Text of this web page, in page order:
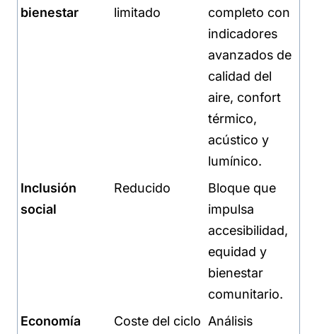
bienestar
limitado
completo con
indicadores
avanzados de
calidad del
aire, confort
térmico,
acústico y
lumínico.
Inclusión
social
Reducido
Bloque que
impulsa
accesibilidad,
equidad y
bienestar
comunitario.
Economía
Coste del ciclo Análisis